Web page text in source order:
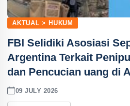
AKTUAL > HUKUM
FBI Selidiki Asosiasi
Argentina Terkait
dan Pencucian uang di
09 JULY 2026